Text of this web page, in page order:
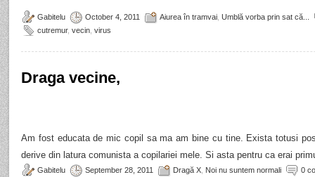
Gabitelu October 4, 2011 Aiurea în tramvai Umblă vorba prin sat că...
cutremur, vecin virus
Draga vecine,
Am fost educata de mic copil sa ma am bine cu tine. Exista totusi
derive din latura comunista a copilariei mele. Si asta pentru ca erai
Gabitelu September 28, 2011 Dragă X Noi nu suntem normali
0